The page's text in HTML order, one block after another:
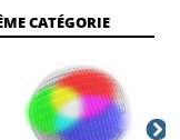
CATÉGORIE